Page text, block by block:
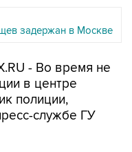
задержан в Москве
- Во время не
в центре
полиции,
службе ГУ